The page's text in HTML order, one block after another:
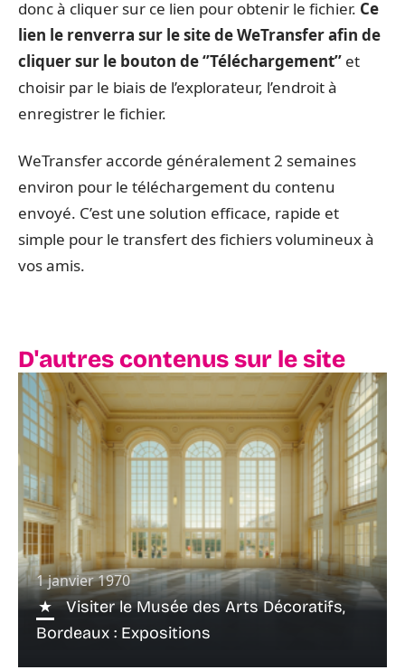
donc à cliquer sur ce lien pour obtenir le fichier. Ce
lien le renverra sur le site de WeTransfer afin de
cliquer sur le bouton de ‘’Téléchargement’’ et
choisir par le biais de l’explorateur, l’endroit à
enregistrer le fichier.
WeTransfer accorde généralement 2 semaines
environ pour le téléchargement du contenu
envoyé. C’est une solution efficace, rapide et
simple pour le transfert des fichiers volumineux à
vos amis.
D'autres contenus sur le site
1 janvier 1970
Visiter le Musée des Arts Décoratifs,
Bordeaux : Expositions